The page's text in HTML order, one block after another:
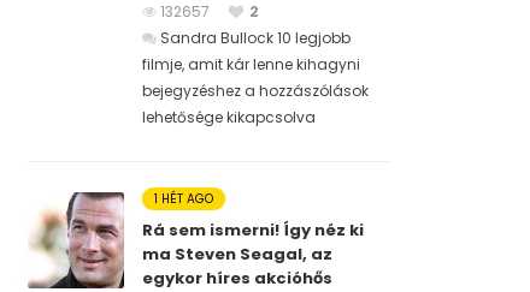
132657
2
Sandra Bullock 10 legjobb
filmje, amit kár lenne kihagyni
bejegyzéshez a hozzászólások
lehetősége kikapcsolva
1 HÉT AGO
Rá sem ismerni! Így néz ki
ma Steven Seagal, az
egykor híres akcióhős